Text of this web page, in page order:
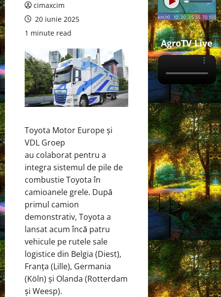
cimaxcim
20 iunie 2025
1 minute read
Toyota Motor Europe și
VDL Groep
au colaborat pentru a
integra sistemul de pile de
combustie Toyota în
camioanele grele. După
primul camion
demonstrativ, Toyota a
lansat acum încă patru
vehicule pe rutele sale
logistice din Belgia (Diest),
Franța (Lille), Germania
(Köln) și Olanda (Rotterdam
și Weesp).
AgroTV Live